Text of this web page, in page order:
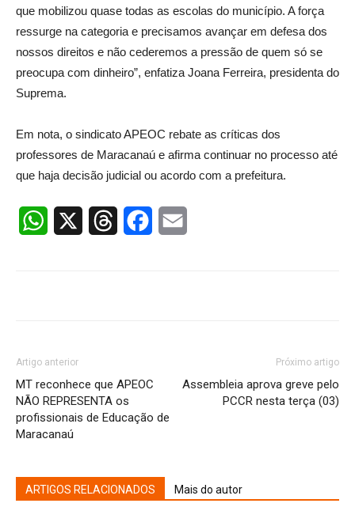
que mobilizou quase todas as escolas do município. A força
ressurge na categoria e precisamos avançar em defesa dos
nossos direitos e não cederemos a pressão de quem só se
preocupa com dinheiro”, enfatiza Joana Ferreira, presidenta do
Suprema.
Em nota, o sindicato APEOC rebate as críticas dos
professores de Maracanaú e afirma continuar no processo até
que haja decisão judicial ou acordo com a prefeitura.
WhatsApp ThreadsFacebook
Artigo anterior
MT reconhece que APEOC
NÃO REPRESENTA os
profissionais de Educação de
Maracanaú
Próximo artigo
Assembleia aprova greve pelo
PCCR nesta terça (03)
ARTIGOS RELACIONADOS Mais do autor